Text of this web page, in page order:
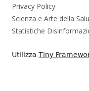
Privacy Policy
Scienza e Arte della
Statistiche
Utilizza Tiny